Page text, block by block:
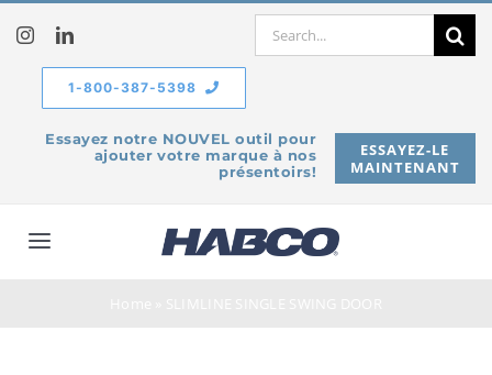
content
Search
Essayez notre NOUVEL outil pour
ajouter votre marque à nos
présentoirs!
ESSAYEZ-LE
MAINTENANT
1-800-387-5398
Toggle